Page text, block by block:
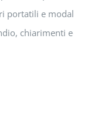
portatili e modalità
chiarimenti ed